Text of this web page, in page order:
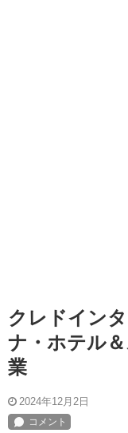
クレドイン
ナ・ホテル
業
2024年12月2日